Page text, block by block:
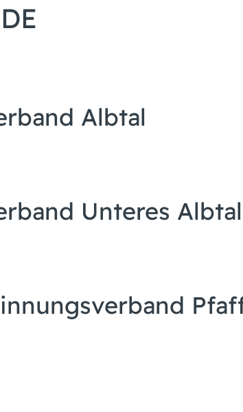
Albtal
Unteres Albtal